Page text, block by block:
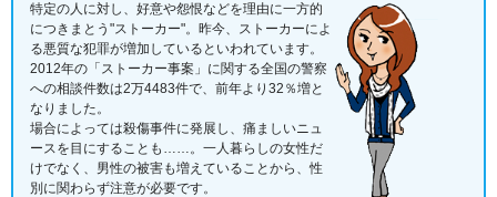
特定の人に対し、好意や怨恨などを理由に一方的
につきまとう"ストーカー"。昨今、ストーカーによ
る悪質な犯罪が増加しているといわれています。
2012年の「ストーカー事案」に関する全国の警察
への相談件数は2万4483件で、前年より32％増と
なりました。
場合によっては殺傷事件に発展し、痛ましいニュ
ースを目にすることも……。一人暮らしの女性だ
けでなく、男性の被害も増えていることから、性
別に関わらず注意が必要です。